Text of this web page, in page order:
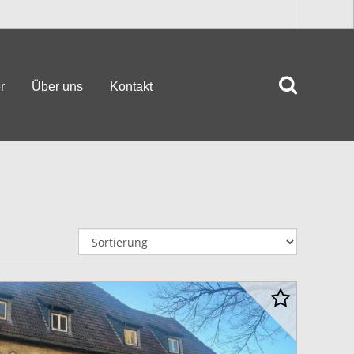
Über uns Kontakt